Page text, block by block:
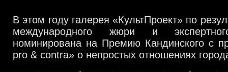
В этом году галерея «КультПроект» по
международного жюри и
номинирована на Премию Кандинского с
pro & contra» о непростых отношениях